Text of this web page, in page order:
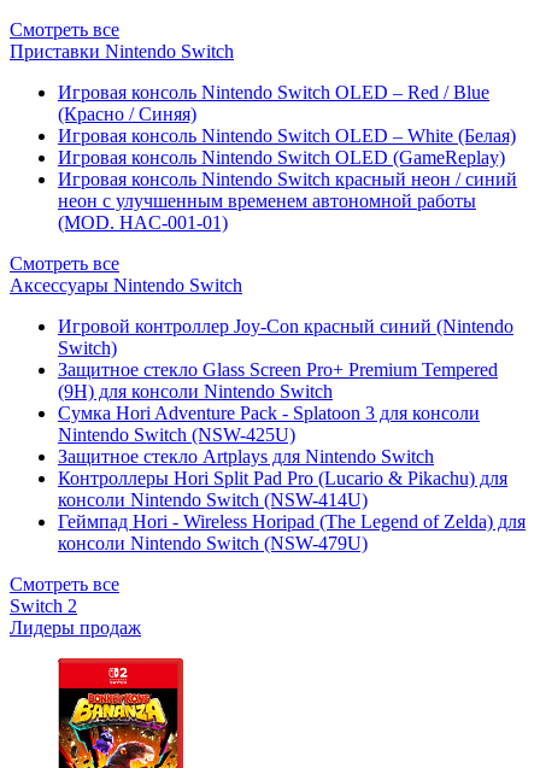
Смотреть все
Приставки Nintendo Switch
Игровая консоль Nintendo Switch OLED – Red / Blue
(Красно / Синяя)
Игровая консоль Nintendo Switch OLED – White (Белая)
Игровая консоль Nintendo Switch OLED (GameReplay)
Игровая консоль Nintendo Switch красный неон / синий
неон с улучшенным временем автономной работы
(MOD. HAC-001-01)
Смотреть все
Аксессуары Nintendo Switch
Игровой контроллер Joy-Con красный синий (Nintendo
Switch)
Защитное стекло Glass Screen Pro+ Premium Tempered
(9H) для консоли Nintendo Switch
Сумка Hori Adventure Pack - Splatoon 3 для консоли
Nintendo Switch (NSW-425U)
Защитное стекло Artplays для Nintendo Switch
Контроллеры Hori Split Pad Pro (Lucario & Pikachu) для
консоли Nintendo Switch (NSW-414U)
Геймпад Hori - Wireless Horipad (The Legend of Zelda) для
консоли Nintendo Switch (NSW-479U)
Смотреть все
Switch 2
Лидеры продаж